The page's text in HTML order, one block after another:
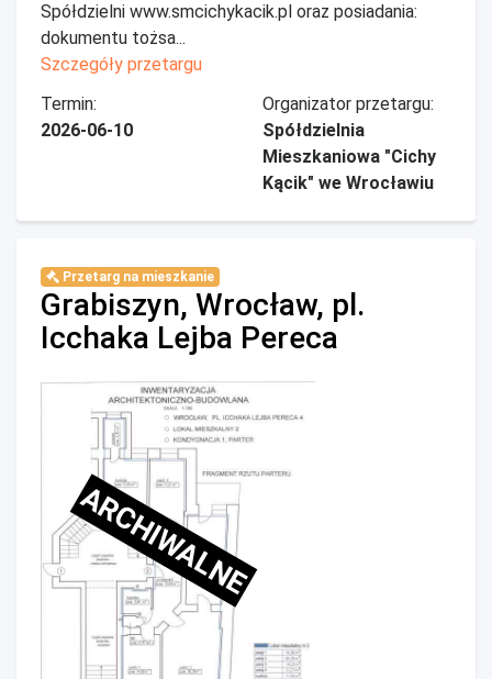
Spółdzielni www.smcichykacik.pl oraz posiadania:
dokumentu tożsa...
Szczegóły przetargu
Termin:
2026-06-10
Organizator przetargu:
Spółdzielnia
Mieszkaniowa "Cichy
Kącik" we Wrocławiu
Przetarg na mieszkanie
Grabiszyn, Wrocław, pl.
Icchaka Lejba Pereca
ARCHIWALNE